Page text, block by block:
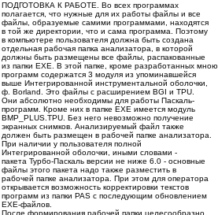
ПОДГОТОВКА К РАБОТЕ. Во всех программах
полагается, что нужные для их работы файлы и все
файлы, образуемые самими программами, находятся
в той же директории, что и сама программа. Поэтому
в компьютере пользователя должна быть создана
отдельная рабочая папка анализатора, в которой
должны быть размещены все файлы, распакованные
из папки EXE. В этой папке, кроме разработанных мною
программ содержатся 3 модуля из упоминавшейся
выше Интегрированной инструментальной оболочки,
ф. Borland. Это файлы с расширением BGI и TPU.
Они абсолютно необходимы для работы Паскаль-
программ. Кроме них в папке EXE имеется модуль
BMP_PLUS.TPU. Без него невозможно получение
экранных снимков. Анализируемый файл также
должен быть размещен в рабочей папке анализатора.
При наличии у пользователя полной
Интегрированной оболочки, иными словами -
пакета Турбо-Паскаль версии не ниже 6.0 - основные
файлы этого пакета надо также разместить в
рабочей папке анализатора. При этом для оператора
открывается возможность корректировки текстов
программ из папки PAS с последующим обновлением
EXE-файлов.
После формирования рабочей папки целесообразно